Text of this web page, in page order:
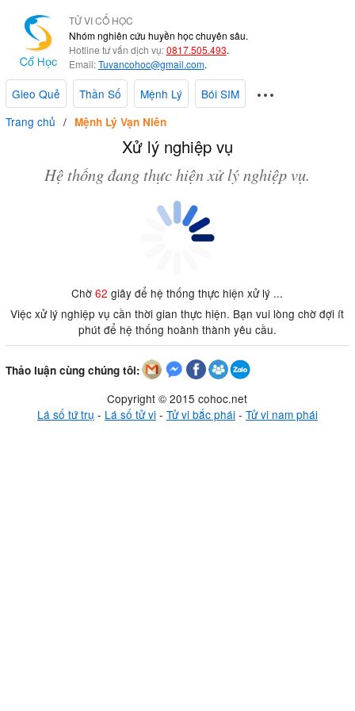
TỬ VI CỔ HỌC
Nhóm nghiên cứu huyền học chuyên sâu.
Hotline tư vấn dịch vụ:0817.505.493.
Email:Tuvancohoc@gmail.com.
Gieo Quẻ Thần Số Mệnh Lý
Bói SIM
Trang chủ
Mệnh Lý Vạn Niên
Xử lý nghiệp vụ
Hệ thống đang thực hiện xử lý nghiệp vụ.
Chờ62 giây để hệ thống thực hiện xử lý ...
Việc xử lý nghiệp vụ cần thời gian thực hiện. Bạn vui lòng chờ đợi ít
phút để hệ thống hoành thành yêu cầu.
Thảo luận cùng chúng tôi:
Copyright © 2015 cohoc.net
Lá số tứ trụ - Lá số tử vi- Tử vi bắc phái- Tử vi nam phái